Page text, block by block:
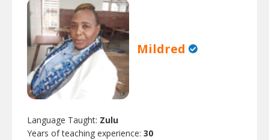
Mildred
Language Taught: Zulu
Years of teaching experience: 30